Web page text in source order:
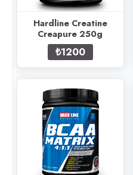
Hardline Creatine
Creapure 250g
₺1200